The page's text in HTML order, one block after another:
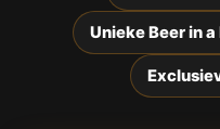
Unieke Beer in